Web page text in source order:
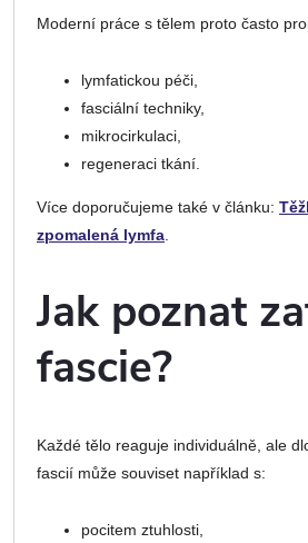
Moderní práce s tělem proto často
lymfatickou péči,
fasciální techniky,
mikrocirkulaci,
regeneraci tkání.
Více doporučujeme také v článku:
zpomalená lymfa
Jak poznat
fascie?
Každé tělo reaguje individuálně, ale
fascií může souviset například s:
pocitem ztuhlosti,